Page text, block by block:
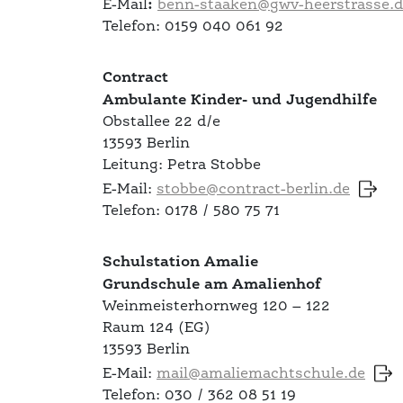
E-Mail: benn-staaken@gwv-
Telefon: 0159 040 061 92
Contract
Ambulante Kinder- und Jugendhilfe
Obstallee 22 d/e
13593 Berlin
Leitung: Petra Stobbe
E-Mail: stobbe@contract-berlin.de
Telefon: 0178 / 580 75 71
Schulstation Amalie
Grundschule am Amalienhof
Weinmeisterhornweg 120 – 122
Raum 124 (EG)
13593 Berlin
E-Mail: mail@amaliemachtschule.de
Telefon: 030 / 362 08 51 19